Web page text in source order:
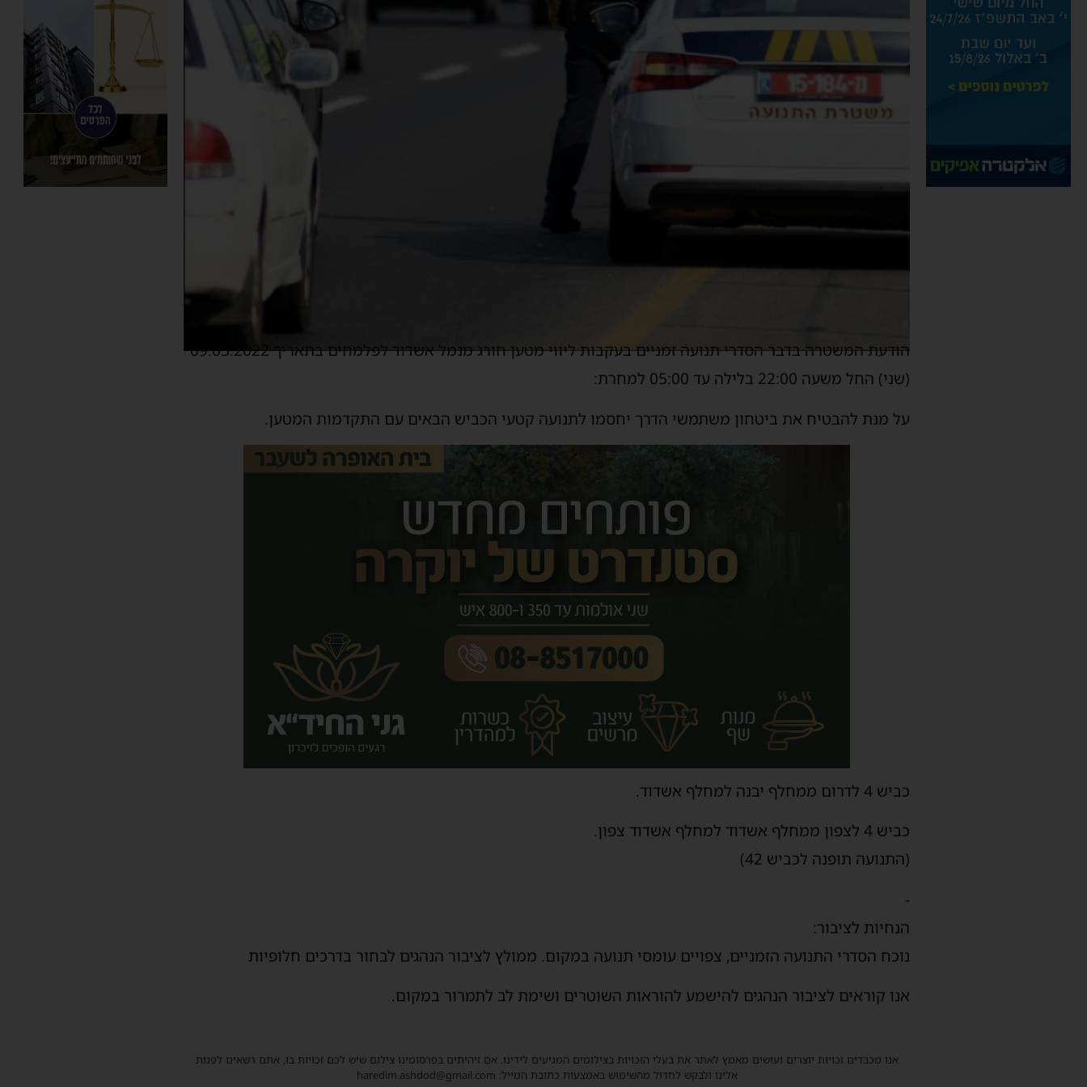
הודעת המשטרה בדבר הסדרי תנועה זמניים בעקבות ליווי מטען חורג מנמל אשדוד לפלמחים בתאריך 09.05.2022
(שני) החל משעה 22:00 בלילה עד 05:00 למחרת:
על מנת להבטיח את ביטחון משתמשי הדרך יחסמו לתנועה קטעי הכביש הבאים עם התקדמות המטען.
כביש 4 לדרום ממחלף יבנה למחלף אשדוד.
כביש 4 לצפון ממחלף אשדוד למחלף אשדוד צפון.
(התנועה תופנה לכביש 42)
-
הנחיות לציבור:
נוכח הסדרי התנועה הזמניים, צפויים עומסי תנועה במקום. ממולץ לציבור הנהגים לבחור בדרכים חלופיות
אנו קוראים לציבור הנהגים להישמע להוראות השוטרים ושימת לב לתמרור במקום.
אנו מכבדים זכויות יוצרים ועושים מאמץ לאתר את בעלי הזכויות בצילומים המגיעים לידינו. אם זיהיתים בפרסומינו צילום שיש לכם זכויות בו, אתם רשאים לפנות
אלינו ולבקש לחדול מהשימוש באמצעות כתובת המייל: haredim.ashdod@gmail.com